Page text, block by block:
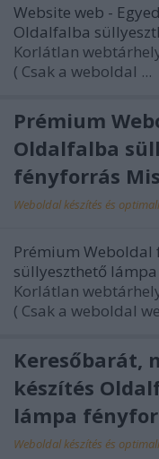
Website web -
Oldalfalba
Korlátlan
( Csak a weboldal ...
Prémium
Oldalfalba
fényforrás
Weboldal készítés és
Prémium Weboldal
süllyeszthető
Korlátlan
( Csak a weboldal
Keresőbarát,
készítés
lámpa
Weboldal készítés és